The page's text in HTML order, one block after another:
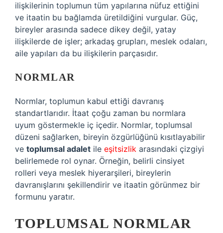
ilişkilerinin toplumun tüm yapılarına nüfuz ettiğini
ve itaatin bu bağlamda üretildiğini vurgular. Güç,
bireyler arasında sadece dikey değil, yatay
ilişkilerde de işler; arkadaş grupları, meslek odaları,
aile yapıları da bu ilişkilerin parçasıdır.
NORMLAR
Normlar, toplumun kabul ettiği davranış
standartlarıdır. İtaat çoğu zaman bu normlara
uyum göstermekle iç içedir. Normlar, toplumsal
düzeni sağlarken, bireyin özgürlüğünü kısıtlayabilir
ve toplumsal adalet ile eşitsizlik arasındaki çizgiyi
belirlemede rol oynar. Örneğin, belirli cinsiyet
rolleri veya meslek hiyerarşileri, bireylerin
davranışlarını şekillendirir ve itaatin görünmez bir
formunu yaratır.
TOPLUMSAL NORMLAR